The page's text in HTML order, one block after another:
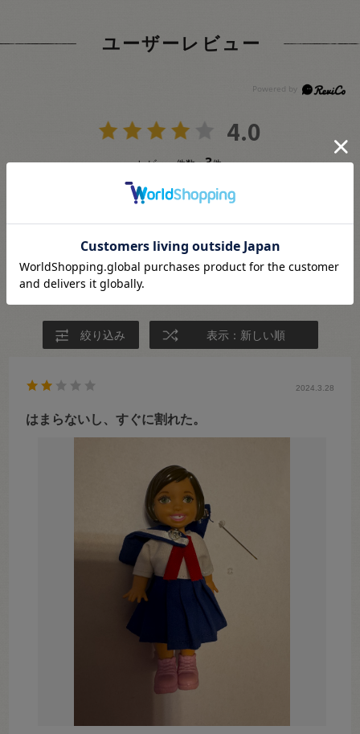
ユーザーレビュー
4.0
レビュー件数：3件
★ 1
絞り込み 表示：新しい順
2024.3.28
はまらないし、すぐに割れた。